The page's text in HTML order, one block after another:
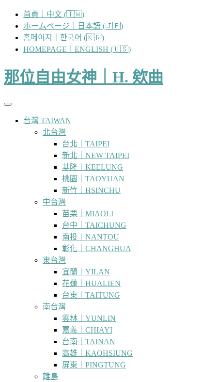
容
首頁｜中文 (🇹🇼)
ホームページ｜日本語 (🇯🇵)
홈페이지｜한국어 (🇰🇷)
HOMEPAGE｜ENGLISH (🇺🇸)
那位自由女神｜H. 欸曲
台灣 TAIWAN
北台灣
台北｜TAIPEI
新北｜NEW TAIPEI
基隆｜KEELUNG
桃園｜TAOYUAN
新竹｜HSINCHU
中台灣
苗栗｜MIAOLI
台中｜TAICHUNG
南投｜NANTOU
彰化｜CHANGHUA
東台灣
宜蘭｜YILAN
花蓮｜HUALIEN
台東｜TAITUNG
南台灣
雲林｜YUNLIN
嘉義｜CHIAYI
台南｜TAINAN
高雄｜KAOHSIUNG
屏東｜PINGTUNG
離島